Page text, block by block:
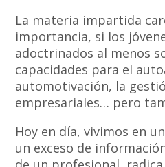
La materia impartida
importancia, si los
adoctrinados al menos
capacidades para el
automotivación, la
empresariales… pero
Hoy en día, vivimos en
un exceso de